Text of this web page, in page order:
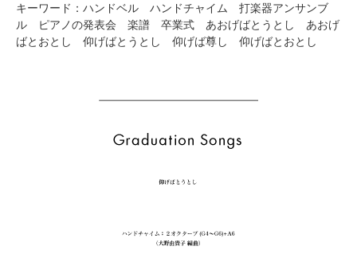
キーワード：ハンドベル ハンドチャイム 打楽器アンサンブ
ル ピアノの発表会 楽譜 卒業式 あおげばとうとし あおげ
ばとおとし 仰げばとうとし 仰げば尊し 仰げばとおとし